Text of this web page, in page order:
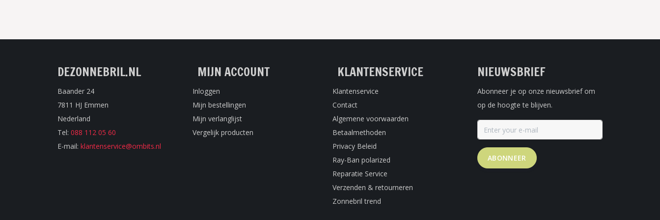
DEZONNEBRIL.NL
Baander 24
7811 HJ Emmen
Nederland
Tel: 088 112 05 60
E-mail: klantenservice@ombits.nl
MIJN ACCOUNT
Inloggen
Mijn bestellingen
Mijn verlanglijst
Vergelijk producten
KLANTENSERVICE
Klantenservice
Contact
Algemene voorwaarden
Betaalmethoden
Privacy Beleid
Ray-Ban polarized
Reparatie Service
Verzenden & retourneren
Zonnebril trend
NIEUWSBRIEF
Abonneer je op onze nieuwsbrief om
op de hoogte te blijven.
ABONNEER